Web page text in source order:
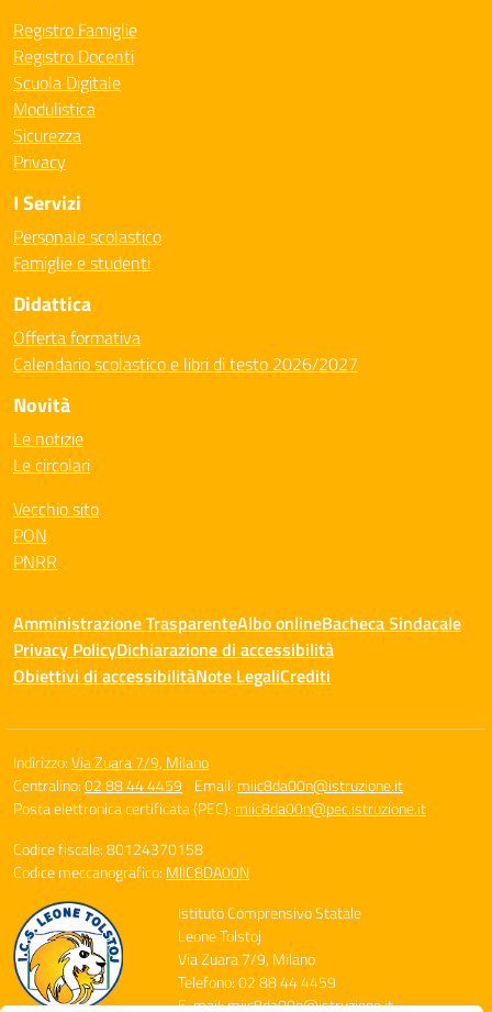
Registro Famiglie
Registro Docenti
Scuola Digitale
Modulistica
Sicurezza
Privacy
I Servizi
Personale scolastico
Famiglie e studenti
Didattica
Offerta formativa
Calendario scolastico e libri di testo 2026/2027
Novità
Le notizie
Le circolari
Vecchio sito
PON
PNRR
Amministrazione TrasparenteAlbo onlineBacheca Sindacale
Privacy PolicyDichiarazione di accessibilità
Obiettivi di accessibilitàNote LegaliCrediti
Indirizzo:Via Zuara 7/9, Milano
Centralino:02 88 44 4459 Email: miic8da00n@istruzione.it
Posta elettronica certificata (PEC): miic8da00n@pec.istruzione.it
Codice fiscale: 80124370158
Codice meccanografico: MIIC8DA00N
Istituto Comprensivo Statale
Leone Tolstoj
Via Zuara 7/9, Milano
Telefono: 02 88 44 4459
E-mail: miic8da00n@istruzione.it